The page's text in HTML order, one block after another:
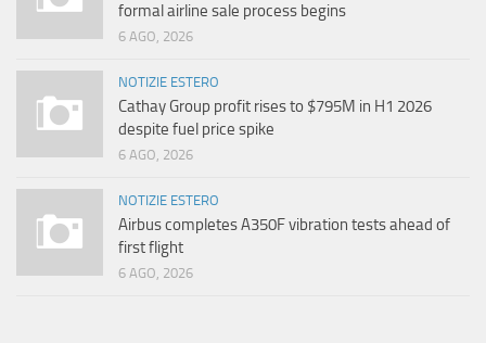
formal airline sale process begins
6 AGO, 2026
NOTIZIE ESTERO
Cathay Group profit rises to $795M in H1 2026
despite fuel price spike
6 AGO, 2026
NOTIZIE ESTERO
Airbus completes A350F vibration tests ahead of
first flight
6 AGO, 2026